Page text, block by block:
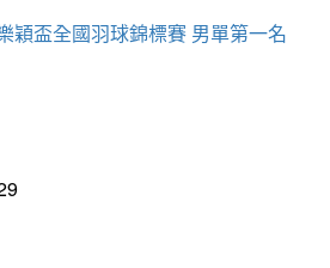
穎盃全國羽球錦標賽 男單第一名